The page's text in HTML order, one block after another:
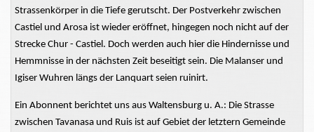
Strassenkörper in die Tiefe gerutscht. Der Postverkehr zwischen
Castiel und Arosa ist wieder eröffnet, hingegen noch nicht auf der
Strecke Chur - Castiel. Doch werden auch hier die Hindernisse und
Hemmnisse in der nächsten Zeit beseitigt sein. Die Malanser und
Igiser Wuhren längs der Lanquart seien ruinirt.
Ein Abonnent berichtet uns aus Waltensburg u. A.: Die Strasse
zwischen Tavanasa und Ruis ist auf Gebiet der letztern Gemeinde